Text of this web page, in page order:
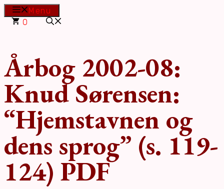
Hop
Menu
0
Årbog 2002-08:
Knud Sørensen:
“Hjemstavnen og
dens sprog” (s. 119-
124) PDF